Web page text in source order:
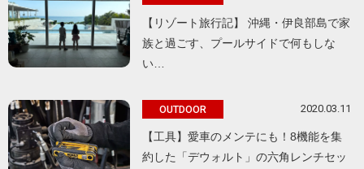
【リゾート旅行記】 沖縄・伊良部島で家
族と過ごす、プールサイドで何もしな
い…
OUTDOOR 2020.03.11
【工具】愛車のメンテにも！8機能を集
約した「デウォルト」の六角レンチセッ